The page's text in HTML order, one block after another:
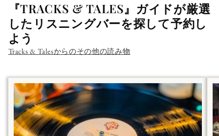
『TRACKS & TALES』ガイドが厳選
したリスニングバーを探して予約し
よう
Tracks & Talesからのその他の読み物